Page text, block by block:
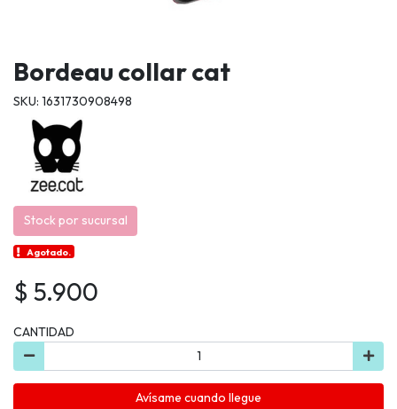
Bordeau collar cat
SKU: 1631730908498
Stock por sucursal
Agotado.
$ 5.900
CANTIDAD
Avísame cuando llegue